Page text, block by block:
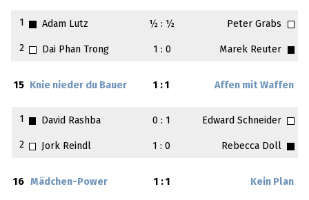
1 Adam Lutz ½ : ½ Peter Grabs
2 Dai Phan Trong 1 : 0 Marek Reuter
15 Knie nieder du Bauer 1 : 1 Affen mit Waffen
1 David Rashba 0 : 1 Edward Schneider
2 Jork Reindl 1 : 0 Rebecca Doll
16 Mädchen-Power 1 : 1 Kein Plan